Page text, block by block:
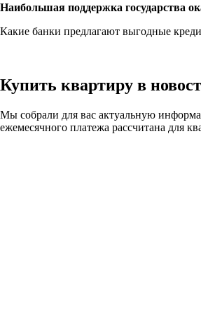
Наибольшая поддержка государства
Какие банки предлагают выгодные
Купить квартиру в
Мы собрали для вас актуальную
ежемесячного платежа рассчитана для